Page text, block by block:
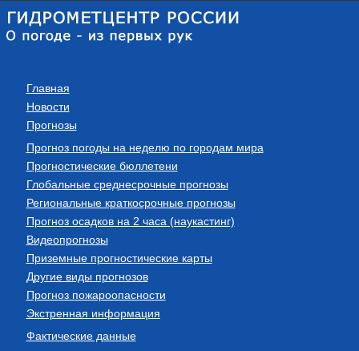
Главная
Новости
Прогнозы
Прогноз погоды на неделю по городам мира
Прогностические бюллетени
Глобальные среднесрочные прогнозы
Региональные краткосрочные прогнозы
Прогноз осадков на 2 часа (наукастинг)
Видеопрогнозы
Приземные прогностические карты
Другие виды прогнозов
Прогноз пожароопасности
Экстренная информация
Фактические данные